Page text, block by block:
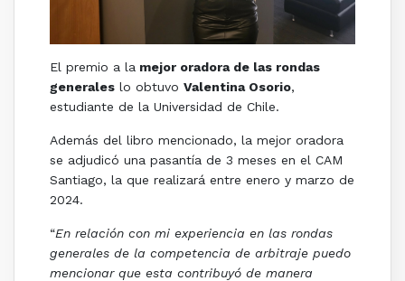
El premio a la mejor oradora de las rondas
generaleslo obtuvo Valentina Osorio,
estudiante de la Universidad de Chile.
Además del libro mencionado, la mejor oradora
se adjudicó una pasantía de 3 meses en el CAM
Santiago, la que realizará entre enero y marzo de
2024.
“En relación con mi experiencia en las rondas
generales de la competencia de arbitraje puedo
mencionar que esta contribuyó de manera